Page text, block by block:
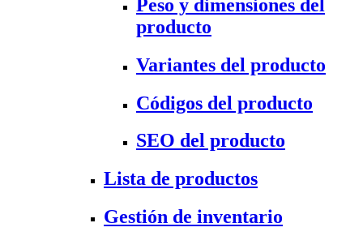
Peso y dimensiones del
producto
Variantes del producto
Códigos del producto
SEO del producto
Lista de productos
Gestión de inventario